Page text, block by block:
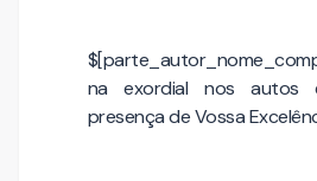
na exordial nos autos
presença de Vossa